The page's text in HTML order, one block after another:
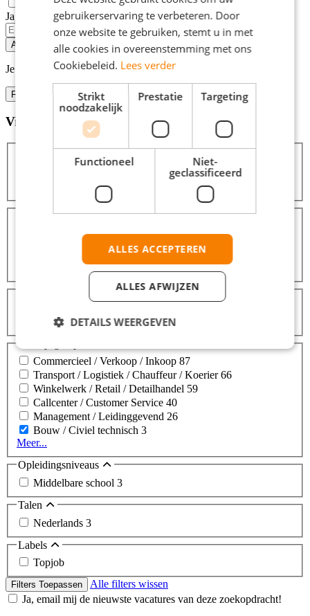
Ja, email mij de nieuwste vacatures van deze zoekopdracht!
If
you
are
a
ignore
this
field
Alert opslaan
Je kunt vacature-alerts op elk moment uitzetten.
Filters
Vind hier de baan die bij jou past Filters
Binnen 25 km
Binnen 100 km5
Vrijwilligerswerk1
Commercieel / Verkoop / Inkoop 87
Transport / Logistiek / Chauffeur / Koerier66
Winkelwerk / Retail / Detailhandel 59
Callcenter / Customer Service 40
Management / Leidinggevend 26
Bouw / Civiel technisch 3
Meer...
Opleidingsniveaus
Middelbare school 3
Talen
Nederlands 3
Labels
Topjob
Filters Toepassen
Alle filters wissen
Ja, email mij de nieuwste vacatures van deze zoekopdracht!
gebruikerservaring te verbeteren. Door
onze website te gebruiken, stemt u in met
alle cookies in overeenstemming met ons
Cookiebeleid. Lees verder
Strikt
noodzakelijk
Prestatie Targeting
Functioneel
Niet-
geclassificeerd
ALLES ACCEPTEREN
ALLES AFWIJZEN
DETAILS WEERGEVEN